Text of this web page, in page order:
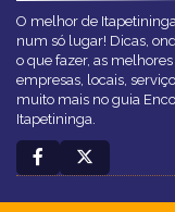
O melhor de Itapetininga
num só lugar! Dicas,
o que fazer, as melhores
empresas, locais,
muito mais no guia
Itapetininga.